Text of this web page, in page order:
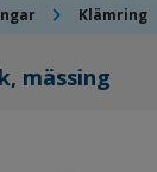
chevron_right Klämring
mässing